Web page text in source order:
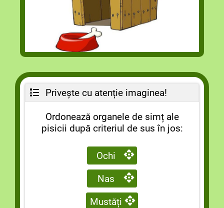
Privește cu atenție imaginea!
Ordonează organele de simț ale
pisicii după criteriul de sus în jos:
Ochi
Nas
Mustăți